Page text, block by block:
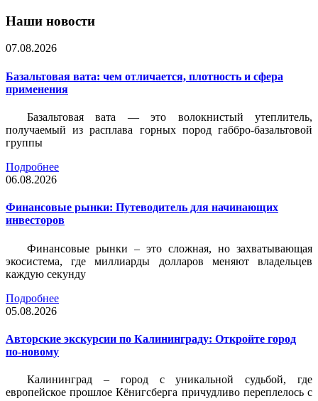
Наши новости
07.08.2026
Базальтовая вата: чем отличается, плотность и сфера
применения
Базальтовая вата — это волокнистый утеплитель,
получаемый из расплава горных пород габбро-базальтовой
группы
Подробнее
06.08.2026
Финансовые рынки: Путеводитель для начинающих
инвесторов
Финансовые рынки – это сложная, но захватывающая
экосистема, где миллиарды долларов меняют владельцев
каждую секунду
Подробнее
05.08.2026
Авторские экскурсии по Калининграду: Откройте город
по-новому
Калининград – город с уникальной судьбой, где
европейское прошлое Кёнигсберга причудливо переплелось с